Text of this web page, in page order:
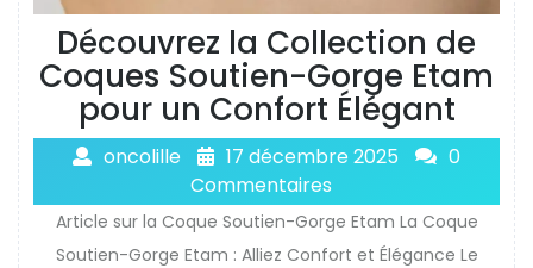
Découvrez la Collection de
Coques Soutien-Gorge Etam
pour un Confort Élégant
oncolille 17 décembre 2025
0
Commentaires
Article sur la Coque Soutien-Gorge Etam La Coque
Soutien-Gorge Etam : Alliez Confort et Élégance Le